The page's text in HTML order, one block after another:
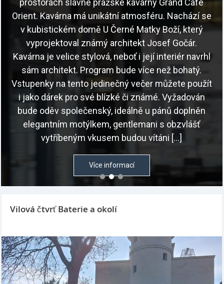
prostorách slavné pražské kavárny Grand Café
Orient. Kavárna má unikátní atmosféru. Nachází se
v kubistickém domě U Černé Matky Boží, který
vyprojektoval známý architekt Josef Gočár.
Kavárna je velice stylová, neboť i její interiér navrhl
sám architekt. Program bude více než bohatý.
Vstupenky na tento jedinečný večer můžete použít
i jako dárek pro své blízké či známé. Vyžadován
bude oděv společenský, ideálně u pánů doplněn
elegantním motýlkem, gentlemani s obzvlášť
vytříbeným vkusem budou vítáni […]
Více informací
Vilová čtvrť Baterie a okolí